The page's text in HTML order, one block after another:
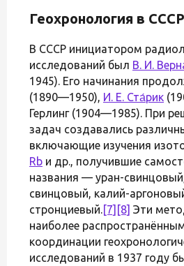
Геохронология в СССР
В СССР инициатором
исследований был В. И.
1945). Его начинания
(1890—1950), И. Е. Ста́рик
Герлинг (1904—1985). При
задач создавались
включающие изучения
Rb и др., получившие
названия — уран-
свинцовый, калий-
стронциевый.[7] [8] Эти
наиболее
координации
исследований в 1937 году